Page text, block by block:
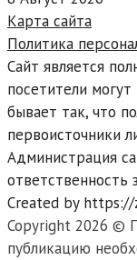
Карта сайта
Политика
Сайт является
посетители
бывает так, что
первоисточники
Администрация
ответственность
Created by https://
Copyright 2026 ©
публикацию